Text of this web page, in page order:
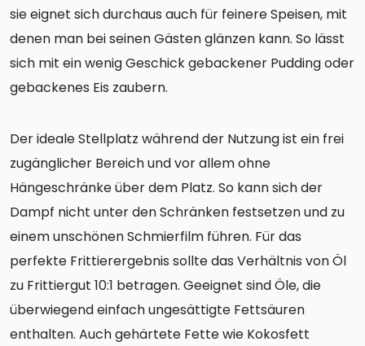
sie eignet sich durchaus auch für feinere Speisen, mit
denen man bei seinen Gästen glänzen kann. So lässt
sich mit ein wenig Geschick gebackener Pudding oder
gebackenes Eis zaubern.
Der ideale Stellplatz während der Nutzung ist ein frei
zugänglicher Bereich und vor allem ohne
Hängeschränke über dem Platz. So kann sich der
Dampf nicht unter den Schränken festsetzen und zu
einem unschönen Schmierfilm führen. Für das
perfekte Frittierergebnis sollte das Verhältnis von Öl
zu Frittiergut 10:1 betragen. Geeignet sind Öle, die
überwiegend einfach ungesättigte Fettsäuren
enthalten. Auch gehärtete Fette wie Kokosfett